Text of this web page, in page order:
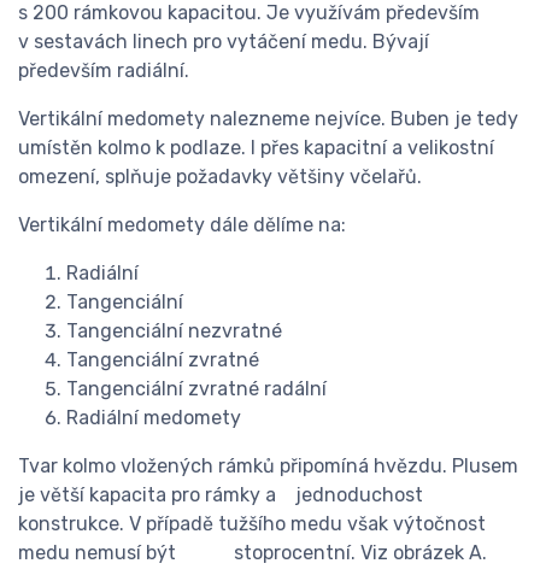
s 200 rámkovou kapacitou. Je využívám především
v sestavách linech pro vytáčení medu. Bývají
především radiální.
Vertikální medomety nalezneme nejvíce. Buben je tedy
umístěn kolmo k podlaze. I přes kapacitní a velikostní
omezení, splňuje požadavky většiny včelařů.
Vertikální medomety dále dělíme na:
Radiální
Tangenciální
Tangenciální nezvratné
Tangenciální zvratné
Tangenciální zvratné radální
Radiální medomety
Tvar kolmo vložených rámků připomíná hvězdu. Plusem
je větší kapacita pro rámky a jednoduchost
konstrukce. V případě tužšího medu však výtočnost
medu nemusí být stoprocentní. Viz obrázek A.